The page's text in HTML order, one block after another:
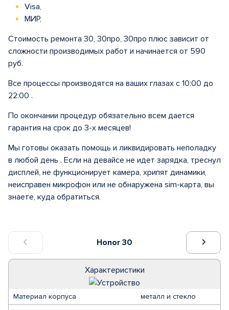
Honor 30
Характеристики
Материал корпуса
металл и стекло
Visa,
МИР,
Стоимость ремонта 30, 30про, 30про плюс зависит от
сложности производимых работ и начинается от 590
руб.
Все процессы производятся на ваших глазах с 10:00 до
22:00 .
По окончании процедур обязательно всем дается
гарантия на срок до 3-х месяцев!
Мы готовы оказать помощь и ликвидировать неполадку
в любой день . Если на девайсе не идет зарядка, треснул
дисплей, не функционирует камера, хрипят динамики,
неисправен микрофон или не обнаружена sim-карта, вы
знаете, куда обратиться.